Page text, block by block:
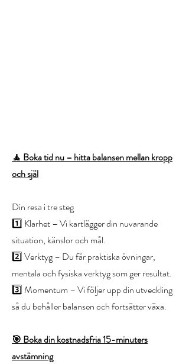
🧘 Boka tid nu – hitta balansen mellan kropp
och själ
Din resa i tre steg
1️⃣ Klarhet – Vi kartlägger din nuvarande
situation, känslor och mål.
2️⃣ Verktyg – Du får praktiska övningar,
mentala och fysiska verktyg som ger resultat.
3️⃣ Momentum – Vi följer upp din utveckling
så du behåller balansen och fortsätter växa.
🎯 Boka din kostnadsfria 15-minuters
avstämning